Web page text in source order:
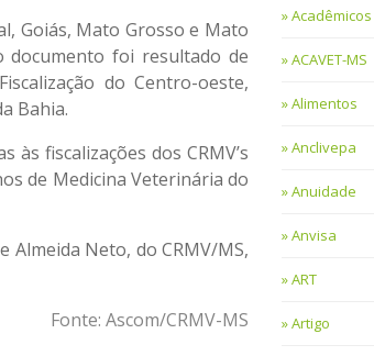
Goiás, Mato Grosso e Mato
documento foi resultado de
do Centro-oeste,
Bahia.
fiscalizações dos CRMV’s
de Medicina Veterinária do
Neto, do CRMV/MS,
Fonte: Ascom/CRMV-MS
Acadêmicos
ACAVET-MS
Alimentos
Anclivepa
Anuidade
Anvisa
ART
Artigo